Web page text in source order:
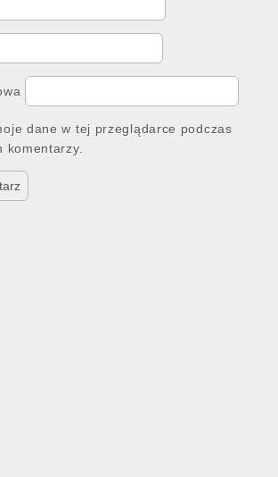
dane w tej przeglądarce podczas
komentarzy.